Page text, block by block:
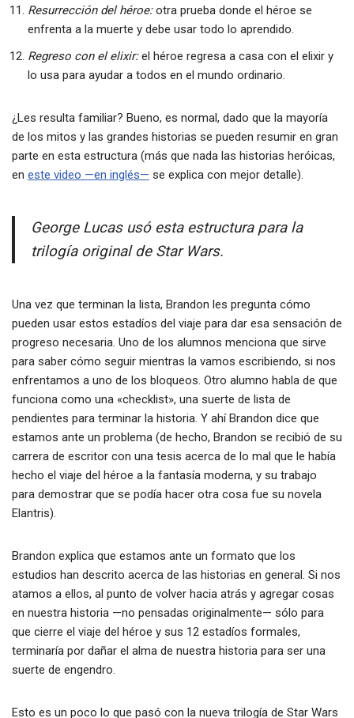
Resurrección del héroe:otra prueba donde el héroe se
enfrenta a la muerte y debe usar todo lo aprendido.
Regreso con el elixir:el héroe regresa a casa con el elixir y
lo usa para ayudar a todos en el mundo ordinario.
¿Les resulta familiar? Bueno, es normal, dado que la mayoría
de los mitos y las grandes historias se pueden resumir en gran
parte en esta estructura (más que nada las historias heróicas,
en este video —en inglés— se explica con mejor detalle).
George Lucas usó esta estructura para la
trilogía original de Star Wars.
Una vez que terminan la lista, Brandon les pregunta cómo
pueden usar estos estadíos del viaje para dar esa sensación de
progreso necesaria. Uno de los alumnos menciona que sirve
para saber cómo seguir mientras la vamos escribiendo, si nos
enfrentamos a uno de los bloqueos. Otro alumno habla de que
funciona como una «checklist», una suerte de lista de
pendientes para terminar la historia. Y ahí Brandon dice que
estamos ante un problema (de hecho, Brandon se recibió de su
carrera de escritor con una tesis acerca de lo mal que le había
hecho el viaje del héroe a la fantasía moderna, y su trabajo
para demostrar que se podía hacer otra cosa fue su novela
Elantris).
Brandon explica que estamos ante un formato que los
estudios han descrito acerca de las historias en general. Si nos
atamos a ellos, al punto de volver hacia atrás y agregar cosas
en nuestra historia —no pensadas originalmente— sólo para
que cierre el viaje del héroe y sus 12 estadíos formales,
terminaría por dañar el alma de nuestra historia para ser una
suerte de engendro.
Esto es un poco lo que pasó con la nueva trilogía de Star Wars